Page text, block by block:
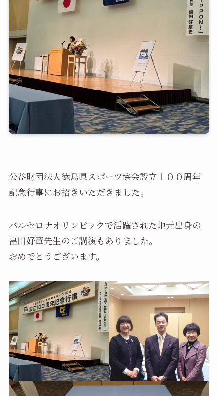
公益財団法人徳島県スポーツ協会設立１００周年
記念行事にお招きいただきました。
バルセロナオリンピックで活躍された地元出身の
畠田好章先生のご講演もありました。
おめでとうございます。